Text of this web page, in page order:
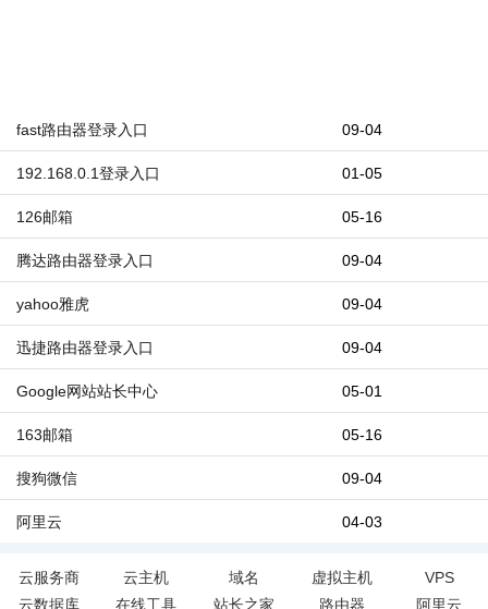
09-04
fast路由器登录入口
01-05
192.168.0.1登录入口
05-16
126邮箱
09-04
腾达路由器登录入口
09-04
yahoo雅虎
09-04
迅捷路由器登录入口
05-01
Google网站站长中心
05-16
163邮箱
09-04
搜狗微信
04-03
阿里云
云服务商 云主机 域名 虚拟主机
VPS
云数据库
在线工具 站长之家 路由器 阿里云